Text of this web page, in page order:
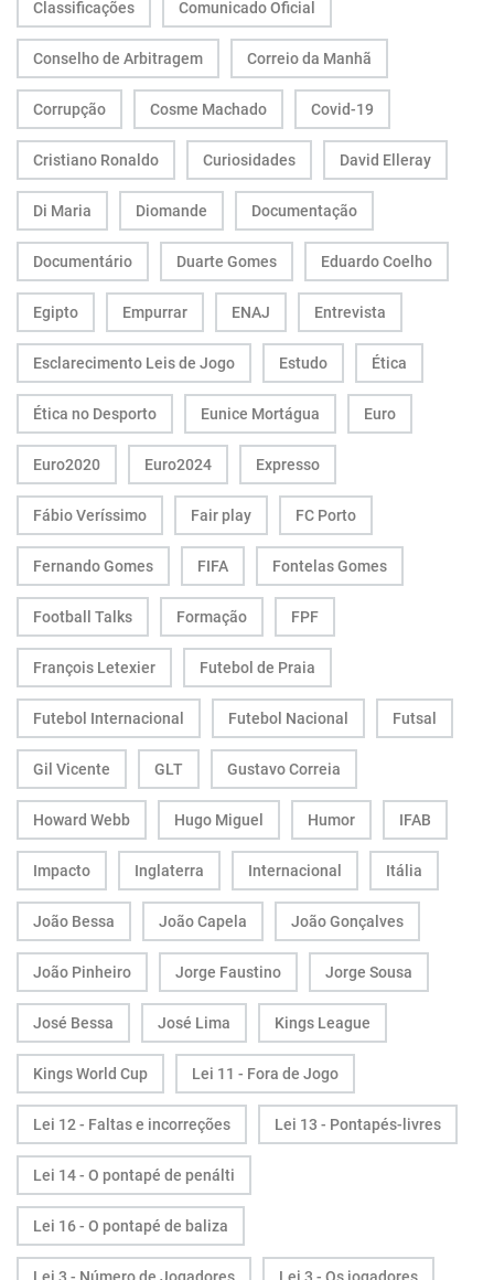
Classificações Comunicado Oficial
Conselho de Arbitragem Correio da Manhã
Corrupção Cosme Machado Covid-19
Cristiano Ronaldo Curiosidades David Elleray
Di Maria Diomande Documentação
Documentário Duarte Gomes Eduardo Coelho
Egipto Empurrar ENAJ Entrevista
Esclarecimento Leis de Jogo Estudo Ética
Ética no Desporto Eunice Mortágua Euro
Euro2020 Euro2024 Expresso
Fábio Veríssimo Fair play FC Porto
Fernando Gomes FIFA Fontelas Gomes
Football Talks Formação FPF
François Letexier Futebol de Praia
Futebol Internacional Futebol Nacional Futsal
Gil Vicente GLT Gustavo Correia
Howard Webb Hugo Miguel Humor IFAB
Impacto Inglaterra Internacional Itália
João Bessa João Capela João Gonçalves
João Pinheiro Jorge Faustino Jorge Sousa
José Bessa José Lima Kings League
Kings World Cup Lei 11 - Fora de Jogo
Lei 12 - Faltas e incorreções Lei 13 - Pontapés-livres
Lei 14 - O pontapé de penálti
Lei 16 - O pontapé de baliza